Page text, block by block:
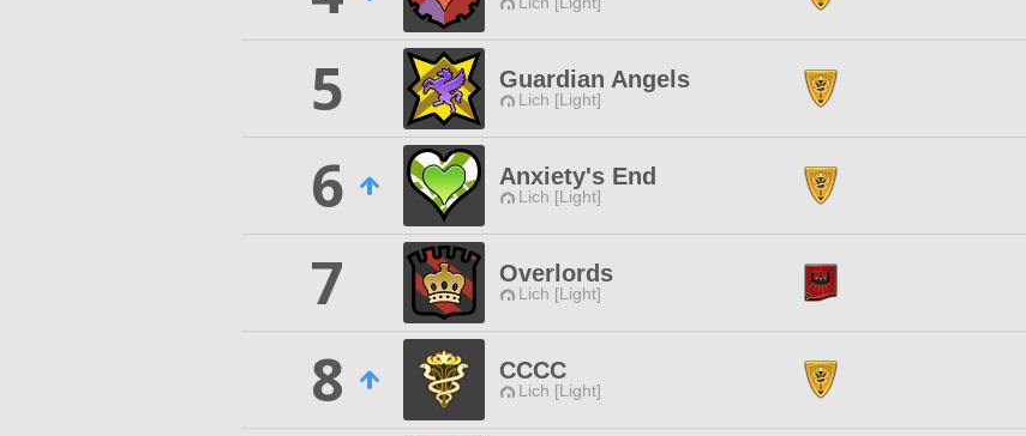
5
Guardian Angels
Lich [Light]
6
Anxiety's End
Lich [Light]
7
Overlords
Lich [Light]
8
CCCC
Lich [Light]